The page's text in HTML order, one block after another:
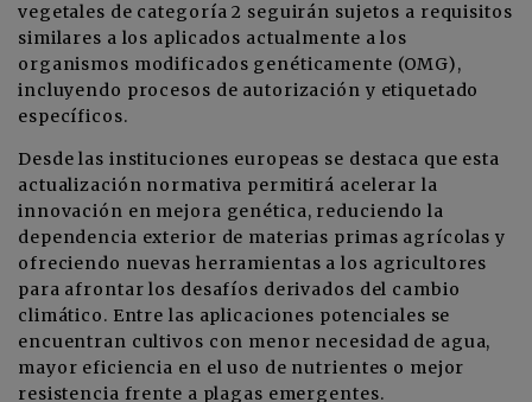
vegetales de categoría 2 seguirán sujetos a requisitos
similares a los aplicados actualmente a los
organismos modificados genéticamente (OMG),
incluyendo procesos de autorización y etiquetado
específicos.
Desde las instituciones europeas se destaca que esta
actualización normativa permitirá acelerar la
innovación en mejora genética, reduciendo la
dependencia exterior de materias primas agrícolas y
ofreciendo nuevas herramientas a los agricultores
para afrontar los desafíos derivados del cambio
climático. Entre las aplicaciones potenciales se
encuentran cultivos con menor necesidad de agua,
mayor eficiencia en el uso de nutrientes o mejor
resistencia frente a plagas emergentes.